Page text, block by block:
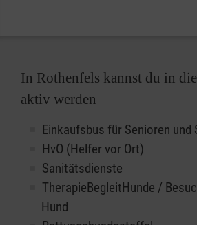
In Rothenfels kannst du in
aktiv werden
Einkaufsbus für Senioren und
HvO (Helfer vor Ort)
Sanitätsdienste
TherapieBegleitHunde /
Hund